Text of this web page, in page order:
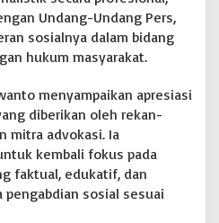
Undang-Undang Pers,
sosialnya dalam bidang
hukum masyarakat.
menyampaikan apresiasi
diberikan oleh rekan-
mitra advokasi. Ia
kembali fokus pada
faktual, edukatif, dan
sosial sesuai